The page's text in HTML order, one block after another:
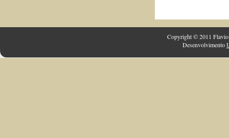
Copyright © 2011 Flavio
Desenvolvimento